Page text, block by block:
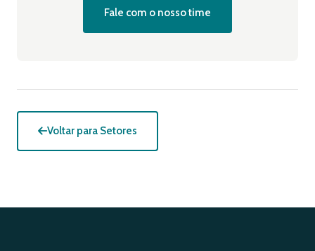
Fale com o nosso time
Voltar para Setores